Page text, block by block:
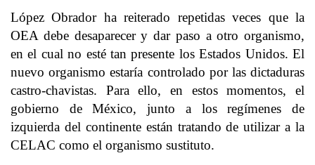
López Obrador ha reiterado repetidas veces que la
OEA debe desaparecer y dar paso a otro organismo,
en el cual no esté tan presente los Estados Unidos. El
nuevo organismo estaría controlado por las dictaduras
castro-chavistas. Para ello, en estos momentos, el
gobierno de México, junto a los regímenes de
izquierda del continente están tratando de utilizar a la
CELAC como el organismo sustituto.